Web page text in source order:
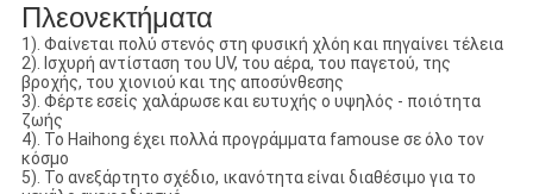
Πλεονεκτήματα
1). Φαίνεται πολύ στενός στη φυσική χλόη και πηγαίνει τέλεια
2). Ισχυρή αντίσταση του UV, του αέρα, του παγετού, της
βροχής, του χιονιού και της αποσύνθεσης
3). Φέρτε εσείς χαλάρωσε και ευτυχής ο υψηλός - ποιότητα
ζωής
4). Το Haihong έχει πολλά προγράμματα famouse σε όλο τον
κόσμο
5). Το ανεξάρτητο σχέδιο, ικανότητα είναι διαθέσιμο για το